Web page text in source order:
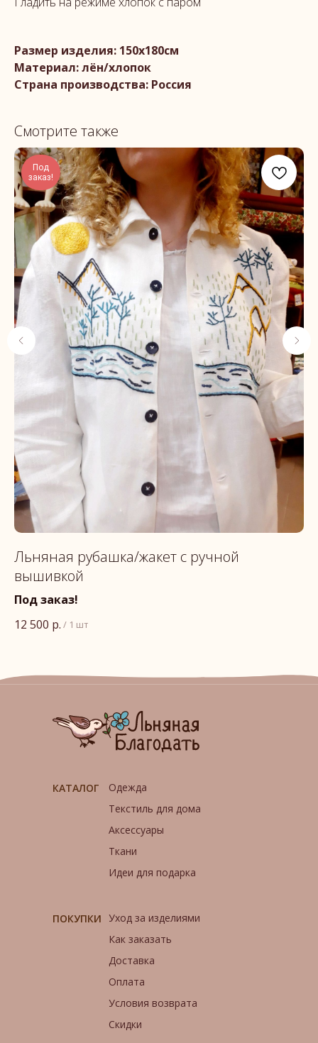
Размер изделия: 150х180см
Материал: лён/хлопок
Страна производства: Россия
Смотрите также
Под
заказ!
Льняная рубашка/жакет с ручной
вышивкой
Под заказ!
12 500 р. / 1 шт
ПОКУПКИ Уход за изделиями
Как заказать
Доставка
Оплата
Условия возврата
Скидки
Одежда
Текстиль для дома
Аксессуары
Ткани
Идеи для подарка
КАТАЛОГ